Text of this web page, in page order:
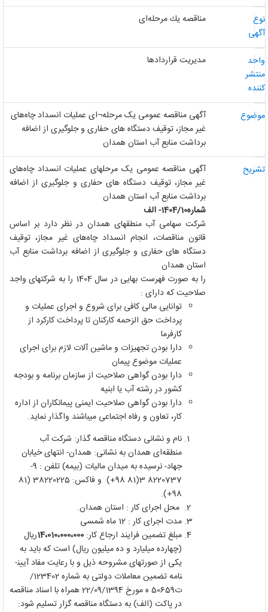
مناقصه یك مرحله‌ای
مدیریت قراردادها
آگهی مناقصه عمومی یک مرحله¬ای عملیات انسداد چاه‌های
غیر مجاز، توقیف دستگاه های حفاری و جلوگیری از اضافه
برداشت منابع آب استان همدان
آگهی مناقصه عمومی یک مرحله­ای عملیات انسداد چاه‌های
غیر مجاز، توقیف دستگاه های حفاری و جلوگیری از اضافه
برداشت منابع آب استان همدان
شماره10
/
1404- الف
شرکت سهامی آب منطقه­ای همدان در نظر دارد بر اساس
قانون مناقصات، انجام انسداد چاه‌های غیر مجاز، توقیف
دستگاه های حفاری و جلوگیری از اضافه برداشت منابع آب
استان همدان
را به صورت فهرست­ بهایی در سال1404را به شرکت­های واجد
صلاحیت که دارای :
توانایی مالی کافی برای شروع و اجرای عملیات و
پرداخت حق الزحمه کارکنان تا پرداخت کارکرد از
کارفرما
دارا بودن تجهیزات و ماشین آلات لازم برای اجرای
عملیات موضوع پیمان
دارا بودن گواهی صلاحیت از سازمان برنامه و بودجه
کشور در رشته آب یا ابنیه
دارا بودن گواهی صلاحیت ایمنی پیمانکاران از اداره
کار، تعاون و رفاه اجتماعی می­باشند واگذار نماید.
نام و نشانی دستگاه مناقصه گذار: شرکت آب
منطقه‌ای همدان به نشانی: همدان- انتهای خیابان
8220737 3(81 98+) و فاکس: 38220225 (81
98+).
محل اجرای کار : استان همدان.
مدت اجرای کار : 12ماه شمسی
مبلغ تضمین فرایند ارجاع کار:14،010،000،000ریال
(چهارده میلیارد و ده میلیون ریال) است که باید به
یکی از صورت­های مشروحه ذیل و با رعایت مفاد آیین­
نامه تضمین معاملات دولتی به شماره 123402/
ت50659 ه مورخ 22/09/1394 همراه با اسناد مناقصه
در پاکت (الف) به دستگاه مناقصه گزار تسلیم شود: